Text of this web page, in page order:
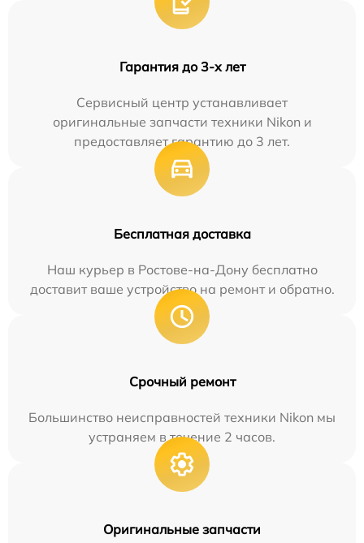
Гарантия до 3-х лет
Сервисный центр устанавливает
оригинальные запчасти техники Nikon и
предоставляет гарантию до 3 лет.
Бесплатная доставка
Наш курьер в Ростове-на-Дону бесплатно
доставит ваше устройство на ремонт и обратно.
Срочный ремонт
Большинство неисправностей техники Nikon мы
устраняем в течение 2 часов.
Оригинальные запчасти